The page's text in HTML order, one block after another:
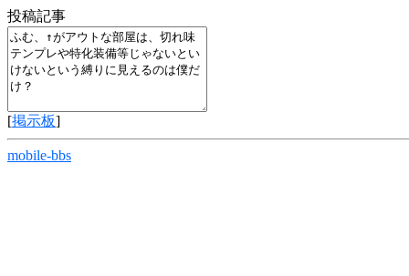
投稿記事
[掲示板]
mobile-bbs